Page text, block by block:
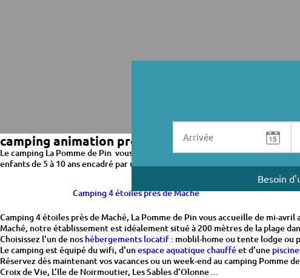
Besoin
camping animation près de Maché
Le camping La Pomme de Pin vous propose un programme d'animationprès
enfants de 5 à 10 ans encadré par un animateur titulaire du BAFA. Pour que
Camping 4 étoiles près de Maché
Camping 4 étoiles près de Maché, La Pomme de Pin vous accueille de mi-
Maché, notre établissement est idéalement situé à 200 mètres de la plage
Choisissez l'un de nos hébergements locatif: moblil-home ou tente lodge ou
Le camping est équipé du wifi, d'unespace aquatique chaufféet d'une
Réservez dès maintenant vos vacances ou un week-end au camping
Croix de Vie, L'Ile de Noirmoutier, Les Sables d'Olonne ...